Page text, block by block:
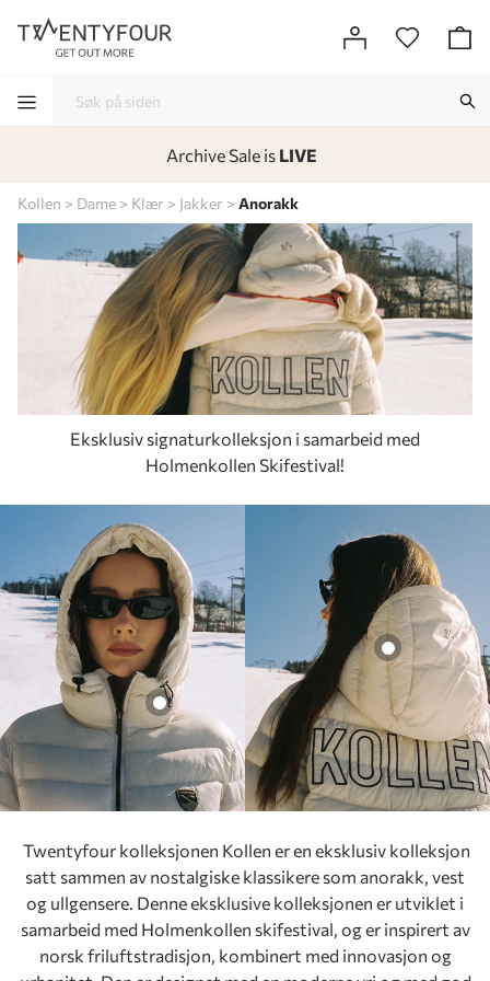
Kollen Dame Klær Jakker Anorakk
Eksklusiv signaturkolleksjon i samarbeid med
Holmenkollen Skifestival!
PL Anorakk D
Aurora PL Anorakk D
2499,-
Twentyfour kolleksjonen Kollen er en eksklusiv kolleksjon
satt sammen av nostalgiske klassikere som anorakk, vest
og ullgensere. Denne eksklusive kolleksjonen er utviklet i
samarbeid med Holmenkollen skifestival, og er inspirert av
norsk friluftstradisjon, kombinert med innovasjon og
Archive Sale is LIVE
-
-
-
-